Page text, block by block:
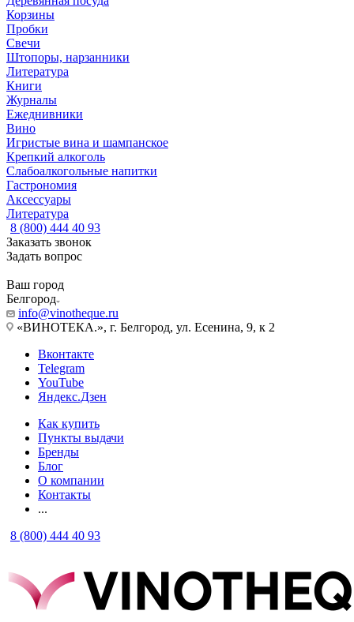
Корзины
Пробки
Свечи
Штопоры, нарзанники
Литература
Книги
Журналы
Ежеднивники
Вино
Игристые вина и шампанское
Крепкий алкоголь
Слабоалкогольные напитки
Гастрономия
Аксессуары
Литература
8 (800) 444 40 93
Заказать звонок
Задать вопрос
Ваш город
Белгород
info@vinotheque.ru
«ВИНОТЕКА.», г. Белгород, ул. Есенина, 9, к 2
Вконтакте
Telegram
YouTube
Яндекс.Дзен
Как купить
Пункты выдачи
Бренды
Блог
О компании
Контакты
...
8 (800) 444 40 93